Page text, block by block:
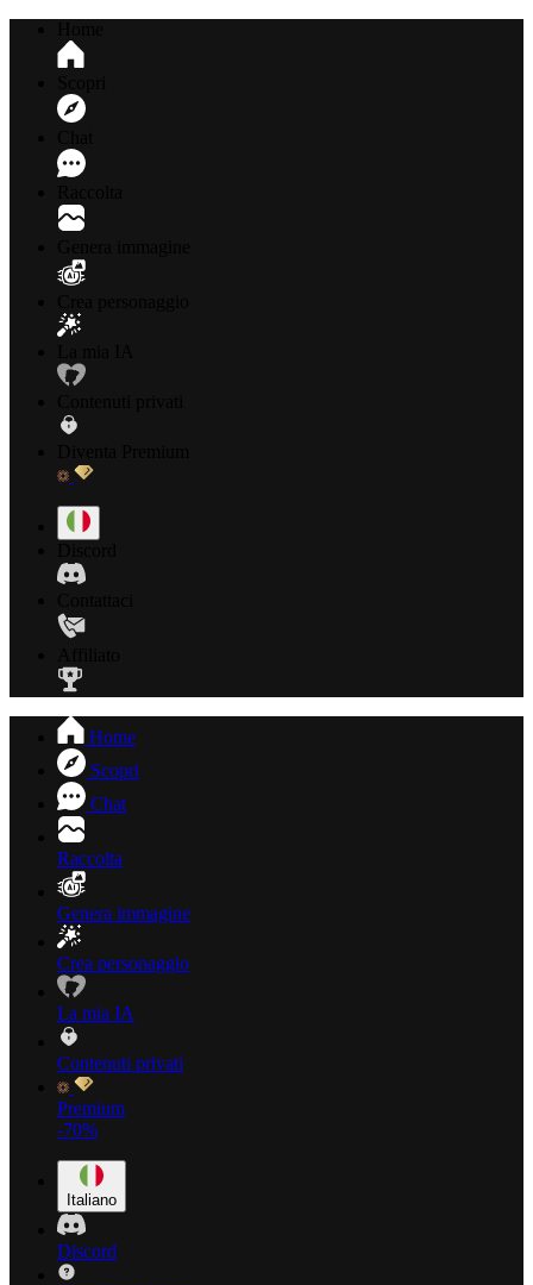
Home
Scopri
Chat
Raccolta
Genera immagine
Crea personaggio
La mia IA
Contenuti privati
Premium
-70%
Italiano
Discord